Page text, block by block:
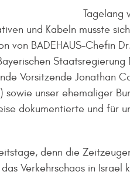
Tagelang
und Kabeln musste
BADEHAUS-Chefin
Vorsitzende Jonathan
sowie unser ehemaliger
dokumentierte und für
denn die
Verkehrschaos in